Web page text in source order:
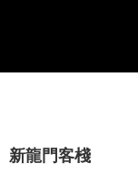
新龍門客棧